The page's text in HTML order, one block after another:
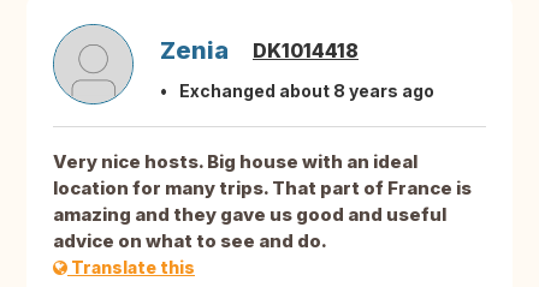
Zenia DK1014418
Exchanged about 8 years ago
Very nice hosts. Big house with an ideal
location for many trips. That part of France is
amazing and they gave us good and useful
advice on what to see and do.
Translate this